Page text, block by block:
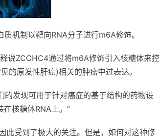
机制以靶向RNA分子进行m6A修饰。
说ZCCHC4通过将m6A修饰引入核糖体来控
的原发性肝癌)相关的肿瘤中过表达。
的发现可用于针对癌症的基于结构的药物设
核糖体RNA上。”
此受到了极大的关注。但是，如何对这种修